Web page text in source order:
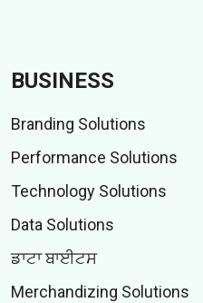
BUSINESS
Branding Solutions
Performance Solutions
Technology Solutions
Data Solutions
ਡਾਟਾ ਬਾਈਟਸ
Merchandizing Solutions